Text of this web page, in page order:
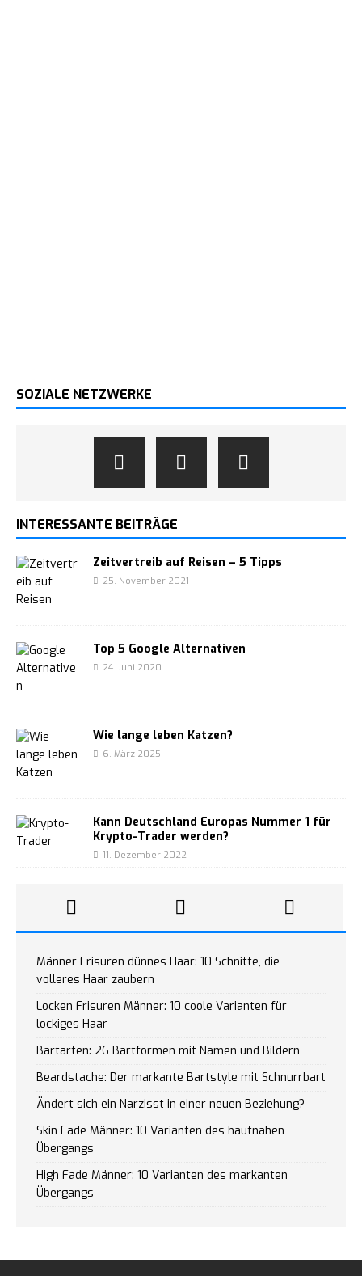
SOZIALE NETZWERKE
INTERESSANTE BEITRÄGE
Zeitvertreib auf Reisen – 5 Tipps
25. November 2021
Top 5 Google Alternativen
24. Juni 2020
Wie lange leben Katzen?
6. März 2025
Kann Deutschland Europas Nummer 1 für
Krypto-Trader werden?
11. Dezember 2022
Männer Frisuren dünnes Haar: 10 Schnitte, die
volleres Haar zaubern
Locken Frisuren Männer: 10 coole Varianten für
lockiges Haar
Bartarten: 26 Bartformen mit Namen und Bildern
Beardstache: Der markante Bartstyle mit Schnurrbart
Ändert sich ein Narzisst in einer neuen Beziehung?
Skin Fade Männer: 10 Varianten des hautnahen
Übergangs
High Fade Männer: 10 Varianten des markanten
Übergangs